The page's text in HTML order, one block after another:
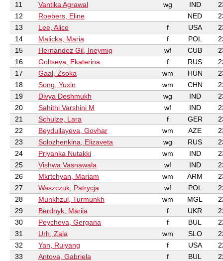
11
Vantika Agrawal wg IND
12
Roebers, Eline NED
13
Lee, Alice f USA
14
Malicka, Maria f POL
15
Hernandez Gil, Ineymig wf CUB
16
Goltseva, Ekaterina f RUS
17
Gaal, Zsoka wm HUN
18
Song, Yuxin wm CHN
19
Divya Deshmukh wg IND
20
Sahithi Varshini M wf IND
21
Schulze, Lara f GER
22
Beydullayeva, Govhar wm AZE
23
Solozhenkina, Elizaveta wg RUS
24
Priyanka Nutakki wm IND
25
Vishwa Vasnawala wf IND
26
Mkrtchyan, Mariam wm ARM
27
Waszczuk, Patrycja wf POL
28
Munkhzul, Turmunkh wm MGL
29
Berdnyk, Mariia f UKR
30
Peycheva, Gergana f BUL
31
Urh, Zala wm SLO
32
Yan, Ruiyang f USA
33
Antova, Gabriela f BUL